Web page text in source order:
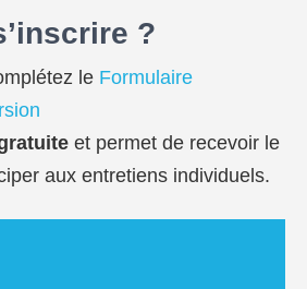
?
le Formulaire
et permet de recevoir le
aux entretiens individuels.